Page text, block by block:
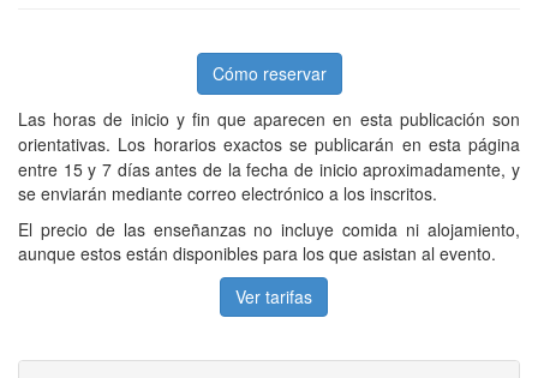
Cómo reservar
Las horas de inicio y fin que aparecen en esta publicación son
orientativas. Los horarios exactos se publicarán en esta página
entre 15 y 7 días antes de la fecha de inicio aproximadamente, y
se enviarán mediante correo electrónico a los inscritos.
El precio de las enseñanzas no incluye comida ni alojamiento,
aunque estos están disponibles para los que asistan al evento.
Ver tarifas